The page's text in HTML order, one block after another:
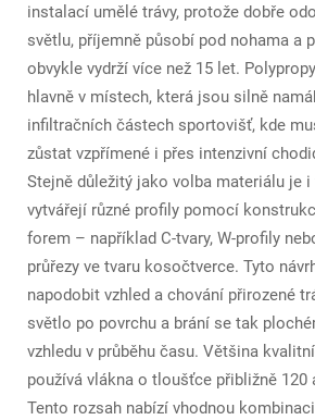
instalací umělé trávy, protože dobře
světlu, příjemně působí pod nohama a
obvykle vydrží více než 15 let.
hlavně v místech, která jsou silně
infiltračních částech sportovišť, kde
zůstat vzpřímené i přes intenzivní
Stejně důležitý jako volba materiálu je
vytvářejí různé profily pomocí
forem – například C-tvary, W-profily
průřezy ve tvaru kosočtverce. Tyto
napodobit vzhled a chování přirozené
světlo po povrchu a brání se tak
vzhledu v průběhu času. Většina
používá vlákna o tloušťce přibližně 120
Tento rozsah nabízí vhodnou